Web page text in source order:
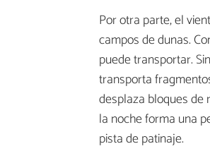
Por otra parte, el
campos de dunas.
puede transportar.
transporta
desplaza bloques
la noche forma una
pista de patinaje.